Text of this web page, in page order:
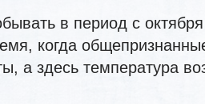
в период с
когда
а здесь температура